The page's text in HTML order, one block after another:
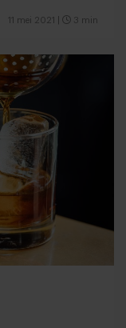
11 mei 2021 3 min